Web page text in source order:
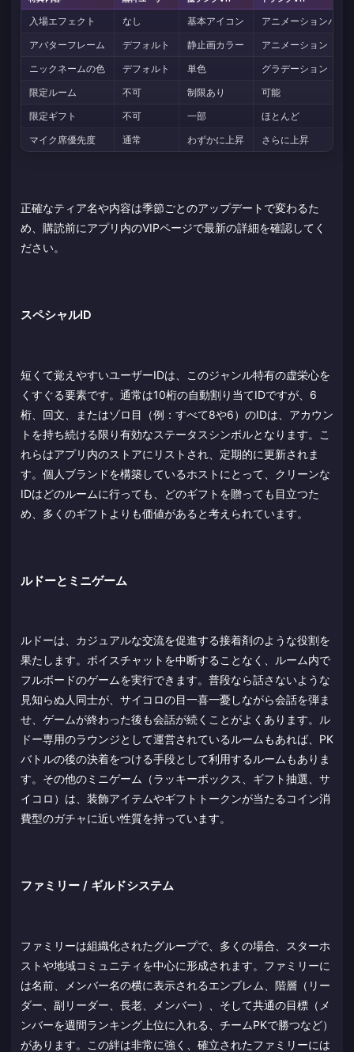
入場エフェクト なし 基本アイコン
アニメーションバナ
アバターフレーム
デフォルト 静止画カラー
アニメーション
ニックネームの色
デフォルト 単色
グラデーション
限定ルーム
不可 制限あり
可能
限定ギフト
不可 一部
ほとんど
マイク席優先度
通常 わずかに上昇 さらに上昇
正確なティア名や内容は季節ごとのアップデートで変わるた
め、購読前にアプリ内のVIPページで最新の詳細を確認してく
ださい。
スペシャルID
短くて覚えやすいユーザーIDは、このジャンル特有の虚栄心を
くすぐる要素です。通常は10桁の自動割り当てIDですが、6
桁、回文、またはゾロ目（例：すべて8や6）のIDは、アカウン
トを持ち続ける限り有効なステータスシンボルとなります。こ
れらはアプリ内のストアにリストされ、定期的に更新されま
す。個人ブランドを構築しているホストにとって、クリーンな
IDはどのルームに行っても、どのギフトを贈っても目立つた
め、多くのギフトよりも価値があると考えられています。
ルドーとミニゲーム
ルドーは、カジュアルな交流を促進する接着剤のような役割を
果たします。ボイスチャットを中断することなく、ルーム内で
フルボードのゲームを実行できます。普段なら話さないような
見知らぬ人同士が、サイコロの目一喜一憂しながら会話を弾ま
せ、ゲームが終わった後も会話が続くことがよくあります。ル
ドー専用のラウンジとして運営されているルームもあれば、PK
バトルの後の決着をつける手段として利用するルームもありま
す。その他のミニゲーム（ラッキーボックス、ギフト抽選、サ
イコロ）は、装飾アイテムやギフトトークンが当たるコイン消
費型のガチャに近い性質を持っています。
ファミリー / ギルドシステム
ファミリーは組織化されたグループで、多くの場合、スターホ
ストや地域コミュニティを中心に形成されます。ファミリーに
は名前、メンバー名の横に表示されるエンブレム、階層（リー
ダー、副リーダー、長老、メンバー）、そして共通の目標（メ
ンバーを週間ランキング上位に入れる、チームPKで勝つなど）
があります。この絆は非常に強く、確立されたファミリーには